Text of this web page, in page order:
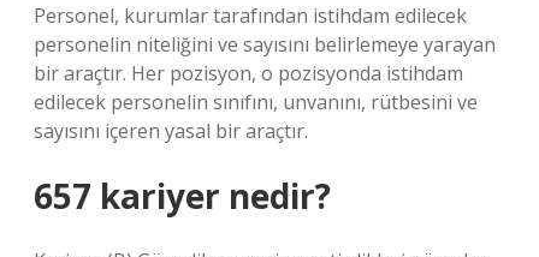
Personel, kurumlar tarafından istihdam edilecek
personelin niteliğini ve sayısını belirlemeye yarayan
bir araçtır. Her pozisyon, o pozisyonda istihdam
edilecek personelin sınıfını, unvanını, rütbesini ve
sayısını içeren yasal bir araçtır.
657 kariyer nedir?